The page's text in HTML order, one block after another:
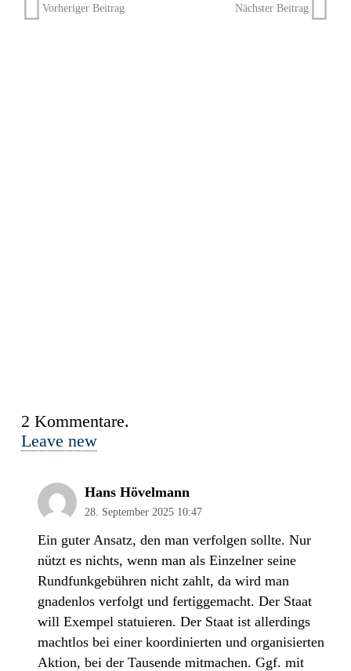
Vorheriger Beitrag Nächster Beitrag
2 Kommentare.
Leave new
Hans Hövelmann
28. September 2025 10:47
Ein guter Ansatz, den man verfolgen sollte. Nur
nützt es nichts, wenn man als Einzelner seine
Rundfunkgebühren nicht zahlt, da wird man
gnadenlos verfolgt und fertiggemacht. Der Staat
will Exempel statuieren. Der Staat ist allerdings
machtlos bei einer koordinierten und organisierten
Aktion, bei der Tausende mitmachen. Ggf. mit